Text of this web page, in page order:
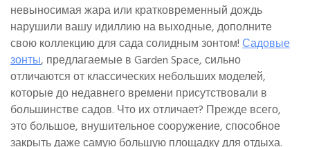
невыносимая жара или кратковременный дождь
нарушили вашу идиллию на выходные, дополните
свою коллекцию для сада солидным зонтом!Садовые
зонты, предлагаемые в Garden Space, сильно
отличаются от классических небольших моделей,
которые до недавнего времени присутствовали в
большинстве садов. Что их отличает? Прежде всего,
это большое, внушительное сооружение, способное
закрыть даже самую большую площадку для отдыха.